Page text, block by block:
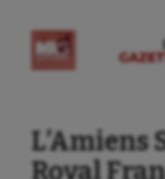
L’Amiens
Royal